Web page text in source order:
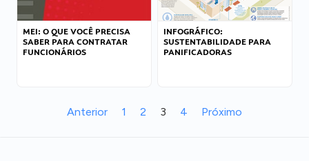
MEI: O QUE VOCÊ PRECISA
SABER PARA CONTRATAR
FUNCIONÁRIOS
INFOGRÁFICO:
SUSTENTABILIDADE PARA
PANIFICADORAS
Anterior 1 2 3 4 Próximo